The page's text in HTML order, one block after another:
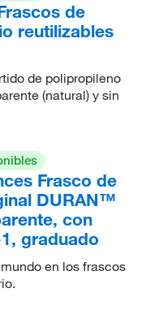
de
reutilizables
de polipropileno
(natural) y sin
Frasco de
DURAN™
con
graduado
en los frascos